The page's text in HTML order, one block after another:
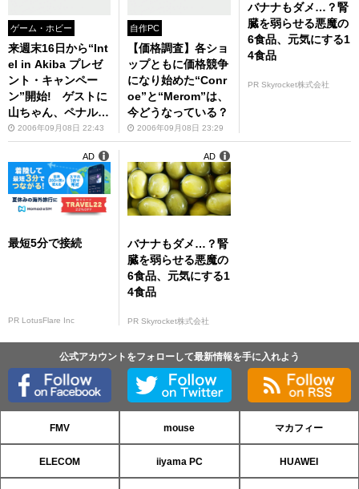
ゲーム・ホビー
来週末16日から“Int
el in Akiba プレゼ
ント・キャンペー
ン”開始! ゲストに
山ちゃん、ペナルテ
ィ、森三中、古谷徹
さんらが登場予定!!
2006年09月08日 22:43
自作PC
【価格調査】各ショ
ップともに価格競争
になり始めた“Conr
oe”と“Merom”は、
今どうなっている？
2006年09月08日 23:29
バナナもダメ…？腎
臓を弱らせる悪魔の
6食品、元気にする1
4食品
PR Skyrocket株式会社
最短5分で接続
PR LotusFlare Inc
AD
バナナもダメ…？腎
臓を弱らせる悪魔の
6食品、元気にする1
4食品
PR Skyrocket株式会社
AD
公式アカウントをフォローして最新情報を手に入れよう
FMV mouse マカフィー
ELECOM iiyama PC HUAWEI